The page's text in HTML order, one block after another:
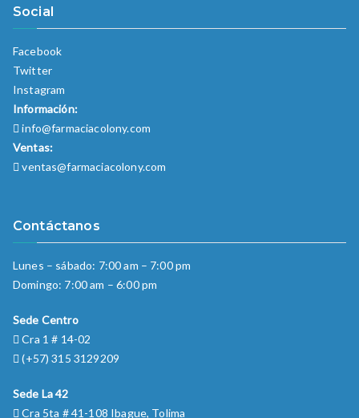
Social
Facebook
Twitter
Instagram
Información:
info@farmaciacolony.com
Ventas:
ventas@farmaciacolony.com
Contáctanos
Lunes – sábado: 7:00 am – 7:00 pm
Domingo: 7:00 am – 6:00 pm
Sede Centro
Cra 1 # 14-02
(+57) 315 3129209
Sede La 42
Cra 5ta # 41-108 Ibague, Tolima